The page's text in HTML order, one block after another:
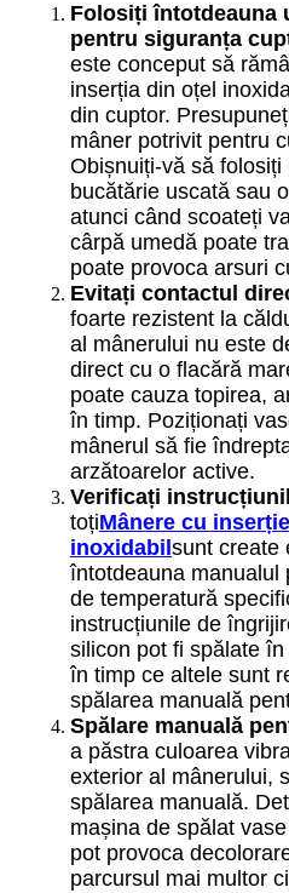
Folosiți întotdeauna
pentru siguranța
este conceput să
inserția din oțel
din cuptor.
mâner potrivit pentru
Obișnuiți-vă să folosiți
bucătărie uscată sau
atunci când scoateți
cârpă umedă poate
poate provoca arsuri
Evitați contactul
foarte rezistent la
al mânerului nu este
direct cu o flacără
poate cauza topirea,
în timp. Poziționați
mânerul să fie
arzătoarelor active.
Verificați
toțiMânere cu
inoxidabil sunt create
întotdeauna manualul
de temperatură
instrucțiunile de
silicon pot fi spălate
în timp ce altele sunt
spălarea manuală
Spălare manuală
a păstra culoarea
exterior al mânerului,
spălarea manuală.
mașina de spălat
pot provoca
parcursul mai multor